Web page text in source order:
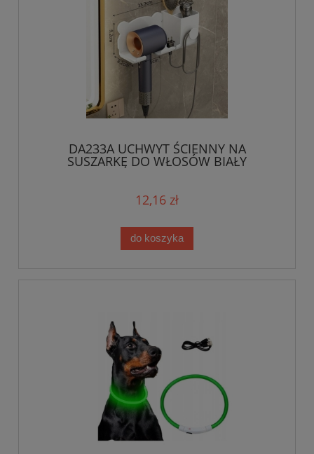
DA233A UCHWYT ŚCIENNY NA
SUSZARKĘ DO WŁOSÓW BIAŁY
12,16 zł
do koszyka